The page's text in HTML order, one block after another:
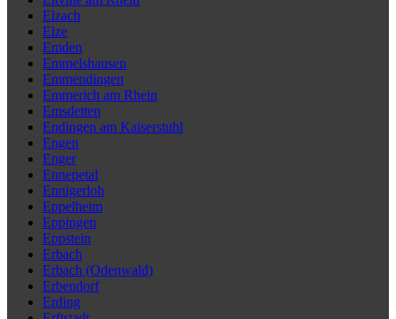
Elzach
Elze
Emden
Emmelshausen
Emmendingen
Emmerich am Rhein
Emsdetten
Endingen am Kaiserstuhl
Engen
Enger
Ennepetal
Ennigerloh
Eppelheim
Eppingen
Eppstein
Erbach
Erbach (Odenwald)
Erbendorf
Erding